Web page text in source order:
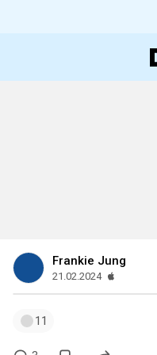
Frankie Jung
21.02.2024
11